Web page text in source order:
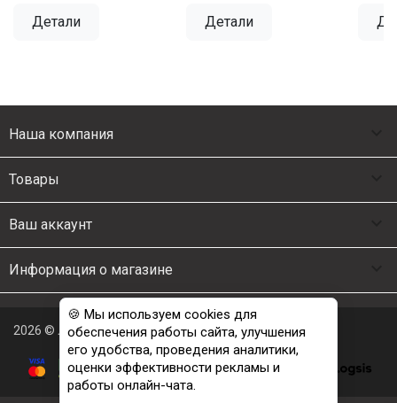
Детали Детали
Наша компания
Товары
Ваш аккаунт
Информация о магазине
2026 © Люкс Постель
🍪 Мы используем cookies для
обеспечения работы сайта, улучшения
его удобства, проведения аналитики,
оценки эффективности рекламы и
работы онлайн-чата.